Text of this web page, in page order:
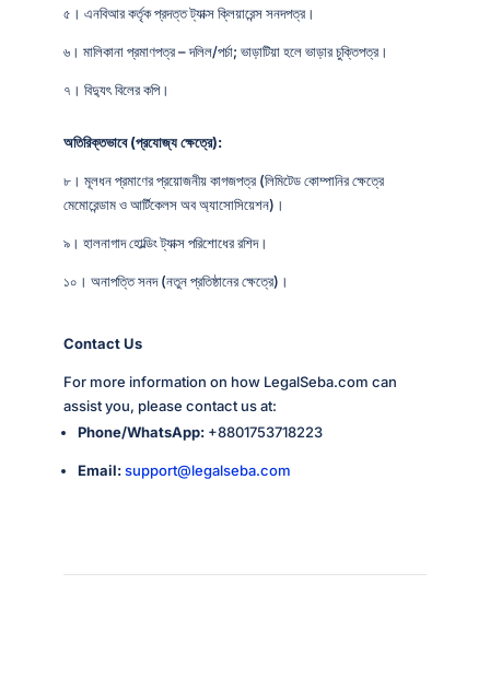
৫। এনবিআর কর্তৃক প্রদত্ত ট্যাক্স ক্লিয়ারেন্স সনদপত্র।
৬। মালিকানা প্রমাণপত্র – দলিল/পর্চা; ভাড়াটিয়া হলে ভাড়ার চুক্তিপত্র।
৭। বিদ্যুৎ বিলের কপি।
অতিরিক্তভাবে (প্রযোজ্য ক্ষেত্রে):
৮। মূলধন প্রমাণের প্রয়োজনীয় কাগজপত্র (লিমিটেড কোম্পানির ক্ষেত্রে
মেমোরেন্ডাম ও আর্টিকেলস অব অ্যাসোসিয়েশন)।
৯। হালনাগাদ হোল্ডিং ট্যাক্স পরিশোধের রশিদ।
১০। অনাপত্তি সনদ (নতুন প্রতিষ্ঠানের ক্ষেত্রে)।
Contact Us
For more information on how LegalSeba.com can
assist you, please contact us at:
Phone/WhatsApp:+8801753718223
Email: support@legalseba.com